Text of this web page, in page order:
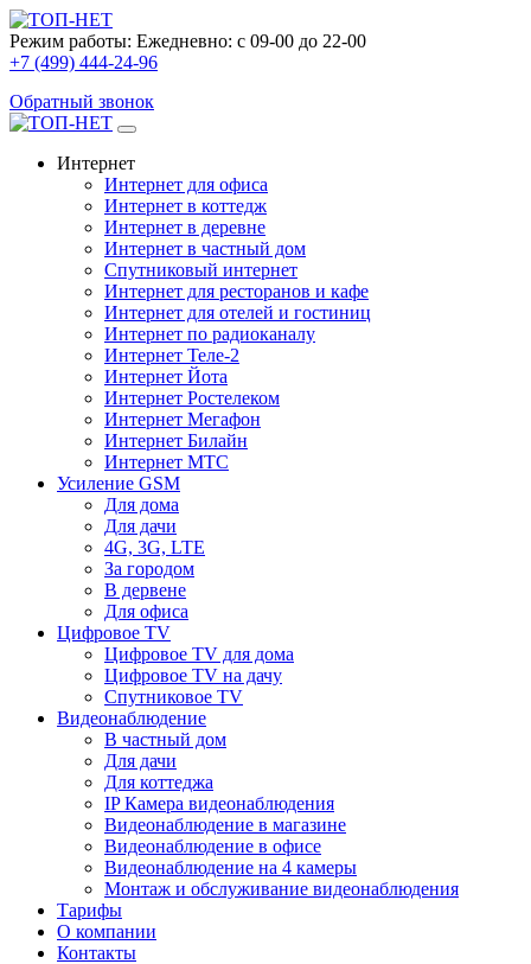
Режим работы: Ежедневно: с 09-00 до 22-00
+7 (499) 444-24-96
Обратный звонок
Интернет
Интернет для офиса
Интернет в коттедж
Интернет в деревне
Интернет в частный дом
Спутниковый интернет
Интернет для ресторанов и кафе
Интернет для отелей и гостиниц
Интернет по радиоканалу
Интернет Теле-2
Интернет Йота
Интернет Ростелеком
Интернет Мегафон
Интернет Билайн
Интернет МТС
Усиление GSM
Для дома
Для дачи
4G, 3G, LTE
За городом
В дервене
Для офиса
Цифровое TV
Цифровое TV для дома
Цифровое TV на дачу
Спутниковое TV
Видеонаблюдение
В частный дом
Для дачи
Для коттеджа
IP Камера видеонаблюдения
Видеонаблюдение в магазине
Видеонаблюдение в офисе
Видеонаблюдение на 4 камеры
Монтаж и обслуживание видеонаблюдения
Тарифы
О компании
Контакты